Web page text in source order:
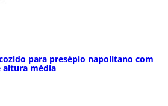
para presépio napolitano com
altura média